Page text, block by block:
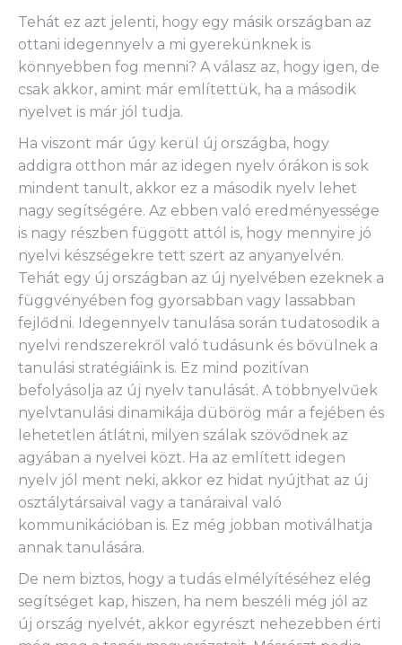
Tehát ez azt jelenti, hogy egy másik országban az
ottani idegennyelv a mi gyerekünknek is
könnyebben fog menni? A válasz az, hogy igen, de
csak akkor, amint már említettük, ha a második
nyelvet is már jól tudja.
Ha viszont már úgy kerül új országba, hogy
addigra otthon már az idegen nyelv órákon is sok
mindent tanult, akkor ez a második nyelv lehet
nagy segítségére. Az ebben való eredményessége
is nagy részben függött attól is, hogy mennyire jó
nyelvi készségekre tett szert az anyanyelvén.
Tehát egy új országban az új nyelvében ezeknek a
függvényében fog gyorsabban vagy lassabban
fejlődni. Idegennyelv tanulása során tudatosodik a
nyelvi rendszerekről való tudásunk és bővülnek a
tanulási stratégiáink is. Ez mind pozitívan
befolyásolja az új nyelv tanulását. A többnyelvűek
nyelvtanulási dinamikája dübörög már a fejében és
lehetetlen átlátni, milyen szálak szövődnek az
agyában a nyelvei közt. Ha az említett idegen
nyelv jól ment neki, akkor ez hidat nyújthat az új
osztálytársaival vagy a tanáraival való
kommunikációban is. Ez még jobban motiválhatja
annak tanulására.
De nem biztos, hogy a tudás elmélyítéséhez elég
segítséget kap, hiszen, ha nem beszéli még jól az
új ország nyelvét, akkor egyrészt nehezebben érti